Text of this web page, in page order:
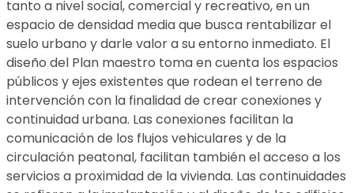
tanto a nivel social, comercial y recreativo, en un
espacio de densidad media que busca rentabilizar el
suelo urbano y darle valor a su entorno inmediato. El
diseño del Plan maestro toma en cuenta los espacios
públicos y ejes existentes que rodean el terreno de
intervención con la finalidad de crear conexiones y
continuidad urbana. Las conexiones facilitan la
comunicación de los flujos vehiculares y de la
circulación peatonal, facilitan también el acceso a los
servicios a proximidad de la vivienda. Las continuidades